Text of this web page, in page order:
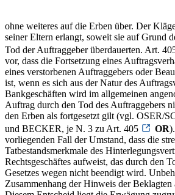
ohne weiteres auf die Erben über. Der
seiner Eltern erlangt, soweit sie auf Grund
Tod der Auftraggeber überdauerten. Art.
vor, dass die Fortsetzung eines
eines verstorbenen Auftraggebers oder
ist, wenn es sich aus der Natur des
Bankgeschäften wird im allgemeinen
Auftrag durch den Tod des Auftraggebers
den Erben als fortgesetzt gilt (vgl. OSER/
und BECKER, je N. 3 zu Art. 405
OR
vorliegenden Fall der Umstand, dass die
Tatbestandsmerkmale des
Rechtsgeschäftes aufweist, das durch den
Gesetzes wegen nicht beendigt wird.
Zusammenhang der Hinweis der